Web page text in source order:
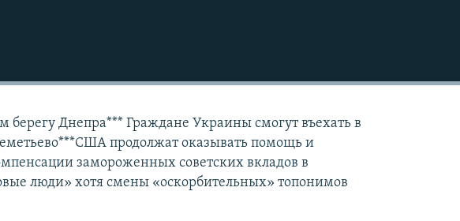
берегу Днепра*** Граждане Украины смогут въехать в
продолжат оказывать помощь и
замороженных советских вкладов в
люди» хотя смены «оскорбительных» топонимов